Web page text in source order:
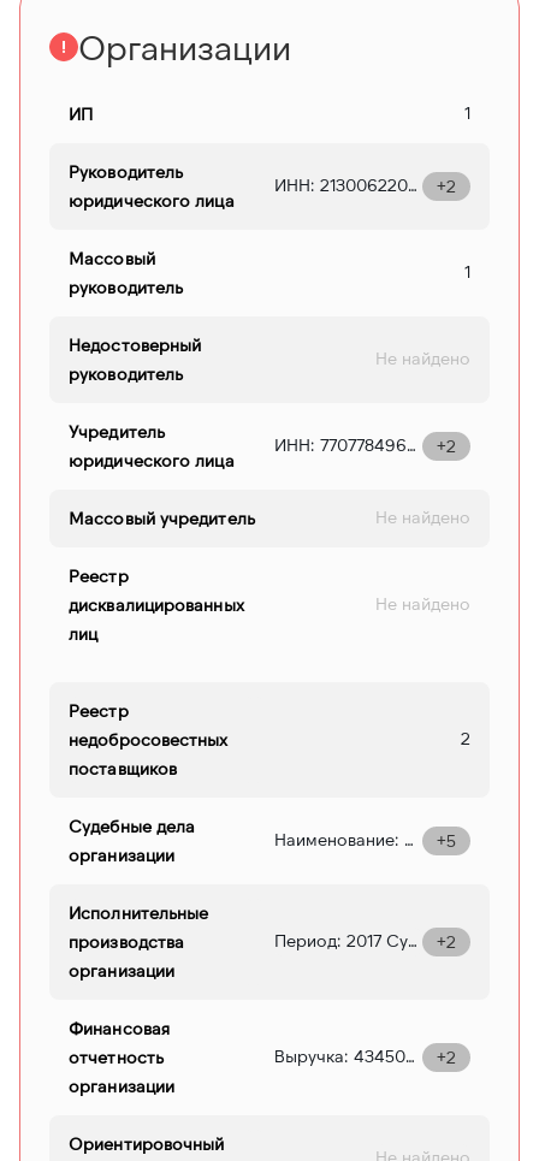
Организации
ИП 1
Руководитель
юридического лица
ИНН: 2130062202 Наименование: ООО "АПЛЭБ" ОГРН: 1092130009663 дата: 21-11-2014 Должность: ГЕНЕРАЛЬНЫЙ ДИРЕКТОР Адрес: 428000, Чувашская Республика - Чувашия, Г ЧЕБОКСАРЫ, УЛ НИЖЕГОРОДСКАЯ, ЗД. 6, СТР. 2, ПОМЕЩ. 4 +2
Массовый
руководитель
1
Недостоверный
руководитель
Не найдено
Учредитель
юридического лица
ИНН: 7707784962 Дата: 11-01-2016 Размер доли: 100% Наименование: ООО "ИНТЕРЛАБ" ОГРН: 1127746734994 Статус: Действующая Адрес: 127055, Г.Москва, УЛ. НОВОСЛОБОДСКАЯ, Д. 61, СТР. 2, ПОМЕЩ. 21 Уставной капитал: 20000 Вид деятельности: 62.0 РАЗРАБОТКА КОМПЬЮТЕРНОГО ПРОГРАММНОГО ОБЕСПЕЧЕНИЯ, КОНСУЛЬТАЦИОННЫЕ УСЛУГИ В ДАННОЙ ОБЛАСТИ И ДРУГИЕ СОПУТСТВУЮЩИЕ УСЛУГИ +2
Массовый учредитель Не найдено
Реестр
дисквалицированных
лиц
Не найдено
Реестр
недобросовестных
поставщиков
2
Судебные дела
организации
Наименование: Гражданские Общая сумма: 2473069.91 Общее количество дел: 5 +5
Исполнительные
производства
организации
Период: 2017 Сумма: 10006.95 Количество дел: 2 +2
Финансовая
отчетность
организации
Выручка: 4345000р Прибыль: 168000р Расходы: 2980000р +2
Ориентировочный
Не найдено